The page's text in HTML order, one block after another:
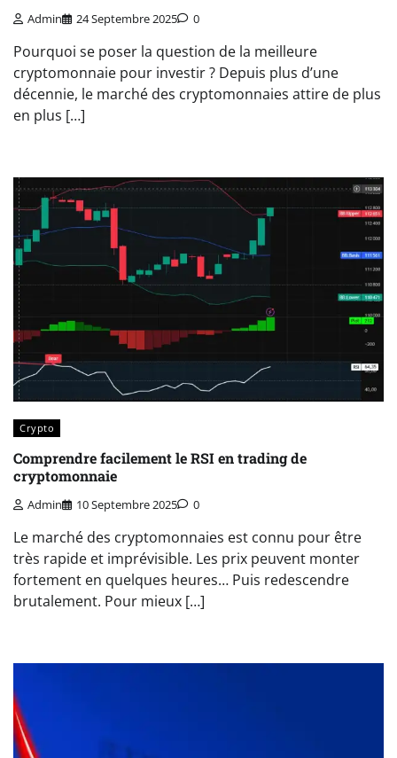
Admin 24 Septembre 2025 0
Pourquoi se poser la question de la meilleure
cryptomonnaie pour investir ? Depuis plus d’une
décennie, le marché des cryptomonnaies attire de plus
en plus […]
Crypto
Comprendre facilement le RSI en trading de
cryptomonnaie
Admin 10 Septembre 2025 0
Le marché des cryptomonnaies est connu pour être
très rapide et imprévisible. Les prix peuvent monter
fortement en quelques heures… Puis redescendre
brutalement. Pour mieux […]